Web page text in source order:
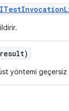
ITestInvocation
yöntemi geçersiz